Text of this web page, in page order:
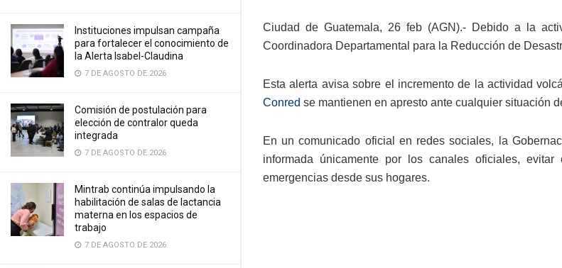
Instituciones impulsan campaña
para fortalecer el conocimiento de
la Alerta Isabel-Claudina
7 DE AGOSTO DE 2026
Comisión de postulación para
elección de contralor queda
integrada
7 DE AGOSTO DE 2026
Mintrab continúa impulsando la
habilitación de salas de lactancia
materna en los espacios de
trabajo
7 DE AGOSTO DE 2026
Ciudad de Guatemala, 26 feb (AGN).- Debido a la
Coordinadora Departamental para la Reducción de
Esta alerta avisa sobre el incremento de la actividad
Conred se mantienen en apresto ante cualquier situación
En un comunicado oficial en redes sociales, la
informada únicamente por los canales oficiales,
emergencias desde sus hogares.